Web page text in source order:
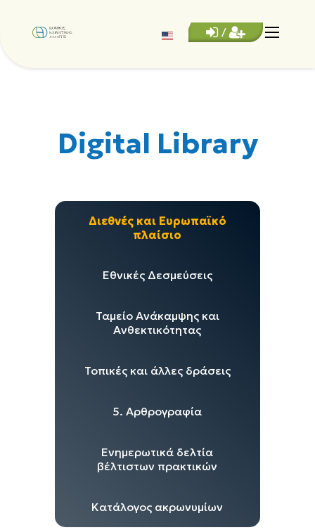
/
Digital Library
Διεθνές και Ευρωπαϊκό
πλαίσιο
Εθνικές Δεσμεύσεις
Ταμείο Ανάκαμψης και
Ανθεκτικότητας
Τοπικές και άλλες δράσεις
5. Αρθρογραφία
Ενημερωτικά δελτία
βέλτιστων πρακτικών
Κατάλογος ακρωνυμίων